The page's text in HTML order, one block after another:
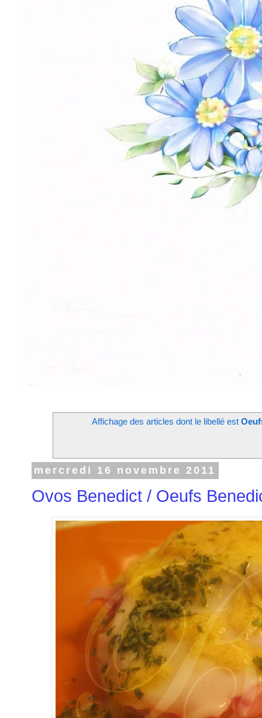
Affichage des articles dont le libellé est
mercredi 16 novembre 2011
Ovos Benedict / Oeufs